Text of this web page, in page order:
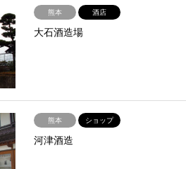
熊本 酒店
大石酒造場
熊本 ショップ
河津酒造